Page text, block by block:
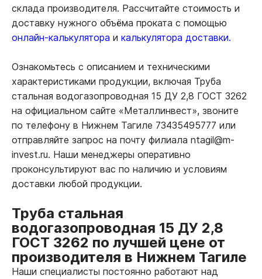
склада производителя. Рассчитайте стоимость и
доставку нужного объёма проката с помощью
онлайн-калькулятора и калькулятора доставки.
Ознакомьтесь с описанием и техническими
характеристиками продукции, включая Труба
стальная водогазопроводная 15 ДУ 2,8 ГОСТ 3262
на официальном сайте «Металлинвест», звоните
по телефону в Нижнем Тагиле 73435495777 или
отправляйте запрос на почту филиала ntagil@m-
invest.ru. Наши менеджеры оперативно
проконсультируют вас по наличию и условиям
доставки любой продукции.
Труба стальная
водогазопроводная 15 ДУ 2,8
ГОСТ 3262 по лучшей цене от
производителя в Нижнем Тагиле
Наши специалисты постоянно работают над